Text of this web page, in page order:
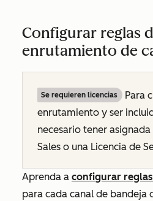
Configurar reglas
enrutamiento de
Se requieren licencias Para
enrutamiento y ser
necesario tener
Sales o una Licencia de
Aprenda a configurar
para cada canal de bandeja